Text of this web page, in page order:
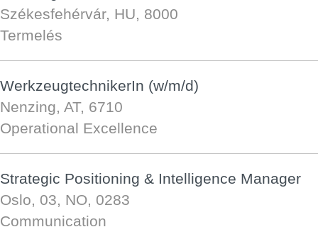
Székesfehérvár, HU, 8000
Termelés
WerkzeugtechnikerIn (w/m/d)
Nenzing, AT, 6710
Operational Excellence
Strategic Positioning & Intelligence Manager
Oslo, 03, NO, 0283
Communication